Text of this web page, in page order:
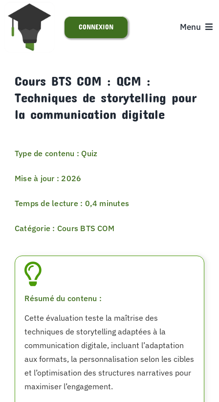
Passer
contenu
Menu
S’INSCRIRE
SUPPORT
CONNEXION
Cours BTS COM : QCM :
Techniques de storytelling pour
la communication digitale
Type de contenu : Quiz
Mise à jour : 2026
Temps de lecture : 0,4 minutes
Catégorie : Cours BTS COM
Résumé du contenu :
Cette évaluation teste la maîtrise des
techniques de storytelling adaptées à la
communication digitale, incluant l’adaptation
aux formats, la personnalisation selon les cibles
et l’optimisation des structures narratives pour
maximiser l’engagement.